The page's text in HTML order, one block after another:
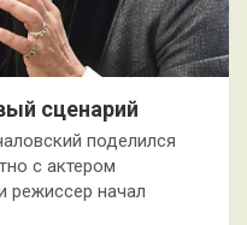
сценарий
поделился
с актером
режиссер начал